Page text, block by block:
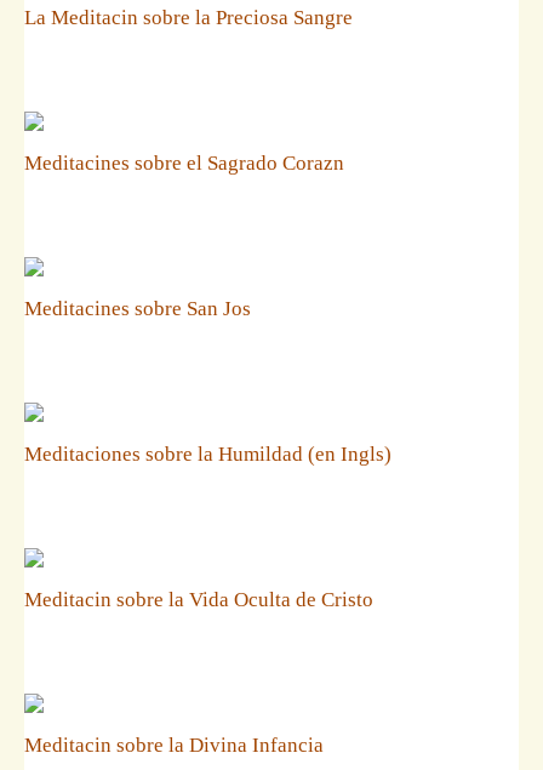
La Meditacin sobre la Preciosa Sangre
Meditacines sobre el Sagrado Corazn
Meditacines sobre San Jos
Meditaciones sobre la Humildad (en Ingls)
Meditacin sobre la Vida Oculta de Cristo
Meditacin sobre la Divina Infancia